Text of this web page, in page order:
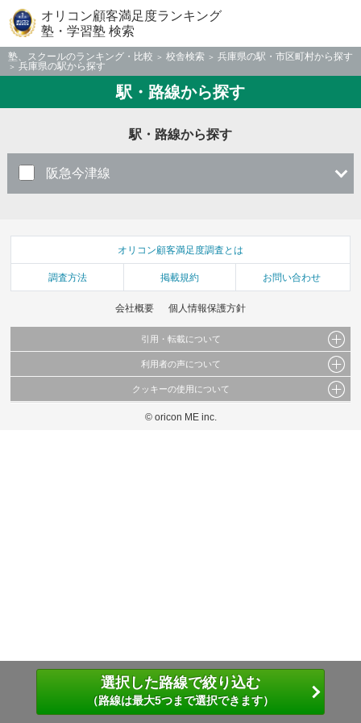
オリコン顧客満足度ランキング
塾・学習塾 検索
塾、スクールのランキング・比較 校舎検索
兵庫県の駅・市区町村から探す
兵庫県の駅から探す
駅・路線から探す
駅・路線から探す
阪急今津線
選択した路線で絞り込む
（路線は最大5つまで選択できます）
オリコン顧客満足度調査とは
調査方法 掲載規約 お問い合わせ
会社概要 個人情報保護方針
引用・転載について
当サイトで公開されている情報（文字、写真、イラスト、画像データ等）及びこれらの配
これらの情報を権利者の許可なく無断転載・複製などの二次利用を行うことは固く禁じて
利用者の声について
当サイトに掲載している内容はすべてサービスの利用者が提出された見解・感想です。
弊社の見解・ 意見ではないことをご理解いただいた上でご覧ください。
クッキーの使用について
このサイトでは Cookie を使用して、ユーザーに合わせたコンテンツや広告の表示、ソー
© oricon ME inc.